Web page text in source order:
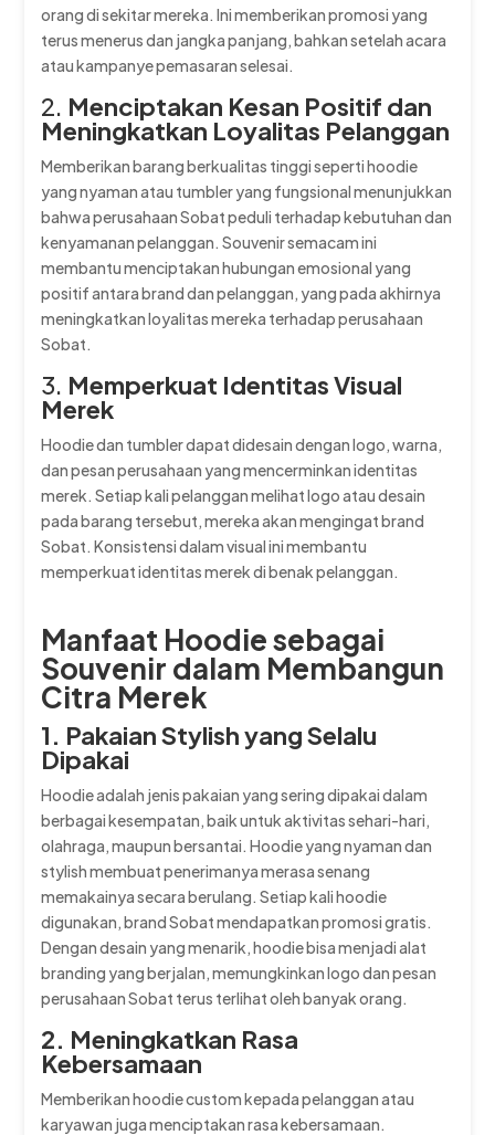
orang di sekitar mereka. Ini memberikan promosi yang
terus menerus dan jangka panjang, bahkan setelah acara
atau kampanye pemasaran selesai.
2. Menciptakan Kesan Positif dan
Meningkatkan Loyalitas Pelanggan
Memberikan barang berkualitas tinggi seperti hoodie
yang nyaman atau tumbler yang fungsional menunjukkan
bahwa perusahaan Sobat peduli terhadap kebutuhan dan
kenyamanan pelanggan. Souvenir semacam ini
membantu menciptakan hubungan emosional yang
positif antara brand dan pelanggan, yang pada akhirnya
meningkatkan loyalitas mereka terhadap perusahaan
Sobat.
3. Memperkuat Identitas Visual
Merek
Hoodie dan tumbler dapat didesain dengan logo, warna,
dan pesan perusahaan yang mencerminkan identitas
merek. Setiap kali pelanggan melihat logo atau desain
pada barang tersebut, mereka akan mengingat brand
Sobat. Konsistensi dalam visual ini membantu
memperkuat identitas merek di benak pelanggan.
Manfaat Hoodie sebagai
Souvenir dalam Membangun
Citra Merek
1. Pakaian Stylish yang Selalu
Dipakai
Hoodie adalah jenis pakaian yang sering dipakai dalam
berbagai kesempatan, baik untuk aktivitas sehari-hari,
olahraga, maupun bersantai. Hoodie yang nyaman dan
stylish membuat penerimanya merasa senang
memakainya secara berulang. Setiap kali hoodie
digunakan, brand Sobat mendapatkan promosi gratis.
Dengan desain yang menarik, hoodie bisa menjadi alat
branding yang berjalan, memungkinkan logo dan pesan
perusahaan Sobat terus terlihat oleh banyak orang.
2. Meningkatkan Rasa
Kebersamaan
Memberikan hoodie custom kepada pelanggan atau
karyawan juga menciptakan rasa kebersamaan.